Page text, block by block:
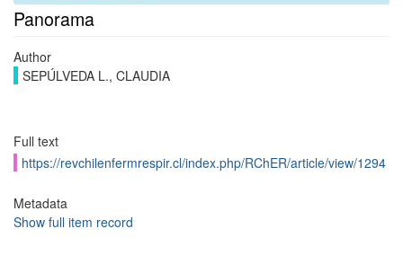
Panorama
Author
SEPÚLVEDA L., CLAUDIA
Full text
https://revchilenfermrespir.cl/index.php/RChER/article/view/1294
Metadata
Show full item record